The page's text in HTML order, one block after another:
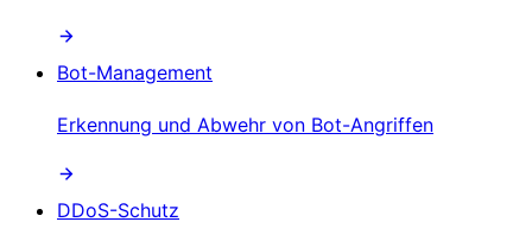
Bot-Management
Erkennung und Abwehr von Bot-Angriffen
DDoS-Schutz